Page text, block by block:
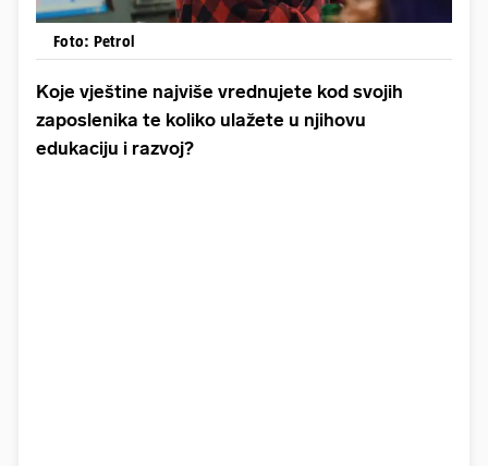
Foto: Petrol
Koje vještine najviše vrednujete kod svojih
zaposlenika te koliko ulažete u njihovu
edukaciju i razvoj?